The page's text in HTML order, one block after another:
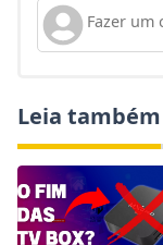
Leia também